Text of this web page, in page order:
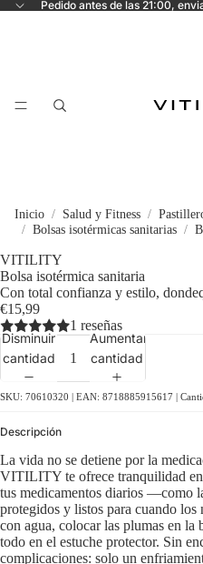
Pedido antes de las 21:00,
Inicio Salud y Fitness
Bolsas isotérmicas sanitarias
VITILITY
Bolsa isotérmica sanitaria
Con total confianza y estilo,
€15,99
1 reseñas
Disminuir
cantidad
Aumentar
cantidad
SKU: 70610320 | EAN: 8718885915617 |
Descripción
La vida no se detiene por la
VITILITY te ofrece tranquilidad en
tus medicamentos diarios —como
protegidos y listos para cuando los
con agua, colocar las plumas en
todo en el estuche protector. Sin
complicaciones: solo un